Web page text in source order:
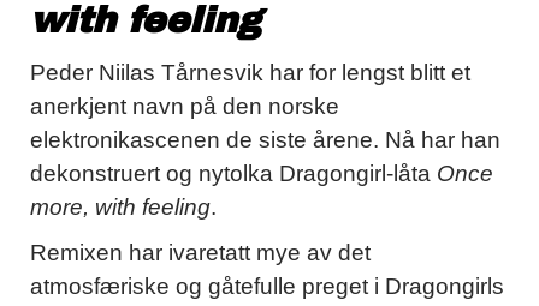
with feeling
Peder Niilas Tårnesvik har for lengst blitt et
anerkjent navn på den norske
elektronikascenen de siste årene. Nå har han
dekonstruert og nytolka Dragongirl-låta Once
more, with feeling.
Remixen har ivaretatt mye av det
atmosfæriske og gåtefulle preget i Dragongirls